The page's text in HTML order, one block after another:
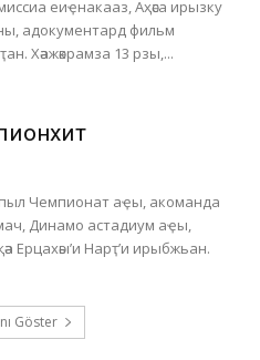
еиҿнакааз, Аҳәса ирызку
адокументард фильм
Хәажәкрамза 13 рзы,...
Чемпионат аҿы, акоманда
Динамо астадиум аҿы,
Ерцахәы’и Нарҭ’и ирыбжьан.
Göster